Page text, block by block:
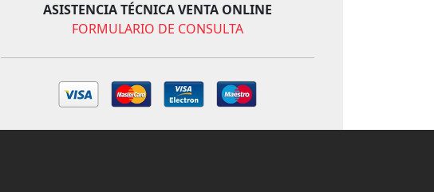
ASISTENCIA TÉCNICA VENTA ONLINE
FORMULARIO DE CONSULTA